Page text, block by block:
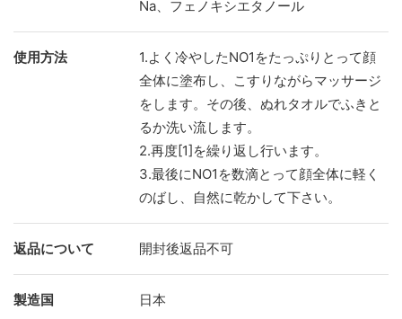
Na、フェノキシエタノール
使用方法
1.よく冷やしたNO1をたっぷりとって顔
全体に塗布し、こすりながらマッサージ
をします。その後、ぬれタオルでふきと
るか洗い流します。
2.再度[1]を繰り返し行います。
3.最後にNO1を数滴とって顔全体に軽く
のばし、自然に乾かして下さい。
返品について 開封後返品不可
製造国 日本